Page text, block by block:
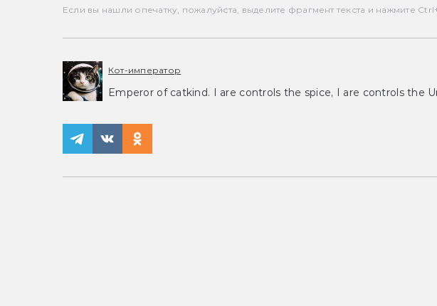
Если вы нашли опечатку, пожалуйста, выделите фрагмент текста и нажмите
Кот-император
Emperor of catkind. I are controls the spice, I are controls the